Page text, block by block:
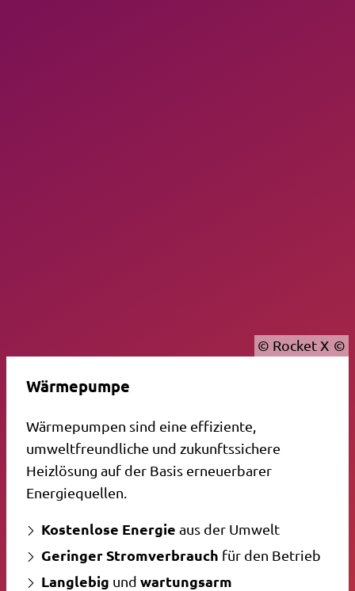
© Rocket X
Wärmepumpe
Wärmepumpen sind eine effiziente,
umweltfreundliche und zukunftssichere
Heizlösung auf der Basis erneuerbarer
Energiequellen.
Kostenlose Energie aus der Umwelt
Geringer Stromverbrauch für den Betrieb
Langlebig und wartungsarm